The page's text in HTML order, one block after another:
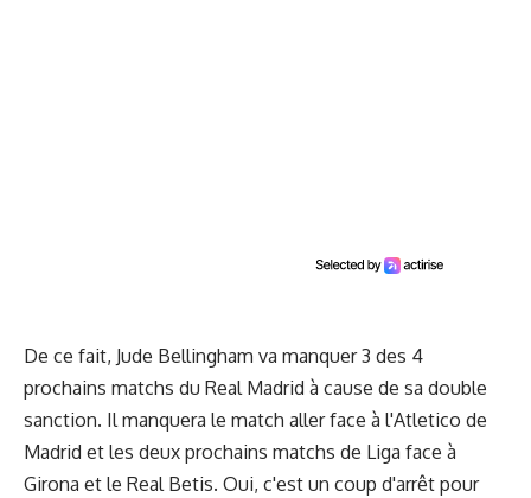
De ce fait, Jude Bellingham va manquer 3 des 4
prochains matchs du Real Madrid à cause de sa double
sanction. Il manquera le match aller face à l'Atletico de
Madrid et les deux prochains matchs de Liga face à
Girona et le Real Betis. Oui, c'est un coup d'arrêt pour